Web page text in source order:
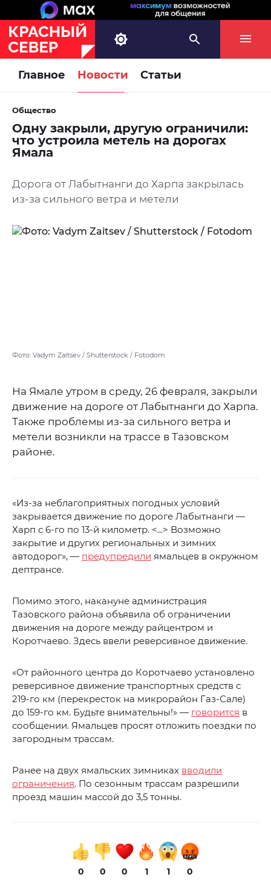
Главное Новости Статьи
Общество
Одну закрыли, другую ограничили:
что устроила метель на дорогах
Ямала
Дорога от Лабытнанги до Харпа закрылась
из-за сильного ветра и метели
Фото: Vadym Zaitsev / Shutterstock / Fotodom
На Ямале утром в среду, 26 февраля, закрыли
движение на дороге от Лабытнанги до Харпа.
Также проблемы из-за сильного ветра и
метели возникли на трассе в Тазовском
районе.
«Из-за неблагоприятных погодных условий
закрывается движение по дороге Лабытнанги —
Харп с 6-го по 13-й километр. <...> Возможно
закрытие и других региональных и зимних
автодорог», — предупредили ямальцев в окружном
дептрансе.
Помимо этого, накануне администрация
Тазовского района объявила об ограничении
движения на дороге между райцентром и
Коротчаево. Здесь ввели реверсивное движение.
«От районного центра до Коротчаево установлено
реверсивное движение транспортных средств с
219-го км (перекресток на микрорайон Газ-Сале)
до 159-го км. Будьте внимательны!» — говорится в
сообщении. Ямальцев просят отложить поездки по
загородным трассам.
Ранее на двух ямальских зимниках вводили
ограничения. По сезонным трассам разрешили
проезд машин массой до 3,5 тонны.
0 0 0 1 1 0